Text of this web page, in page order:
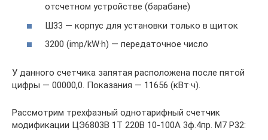
отсчетном устройстве (барабане)
Ш33 — корпус для установки только в щиток
3200 (imp/kW·h) — передаточное число
У данного счетчика запятая расположена после пятой
цифры — 00000,0. Показания — 11656 (кВт·ч).
Рассмотрим трехфазный однотарифный счетчик
модификации ЦЭ6803В 1Т 220В 10-100А 3ф.4пр. М7 Р32: